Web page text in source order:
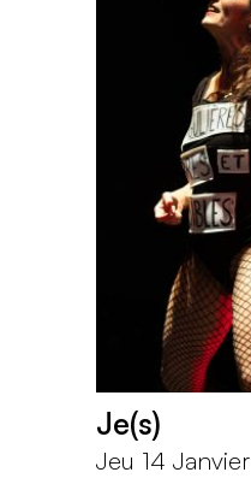
Je(s)
Jeu 14 Janvier